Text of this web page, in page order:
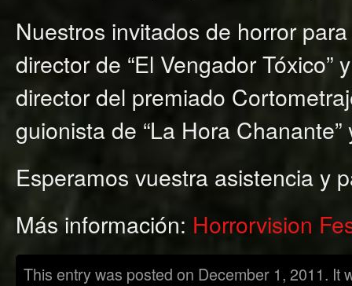
Nuestros invitados de horror
director de “El Vengador
director del premiado
guionista de “La Hora
Esperamos vuestra asistencia y
Más información: Horrorvision
This entry was posted on December 1, 2011. It